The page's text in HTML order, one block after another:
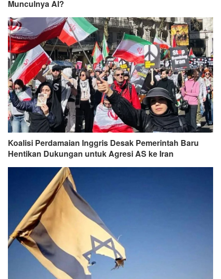
Munculnya AI?
Koalisi Perdamaian Inggris Desak Pemerintah Baru
Hentikan Dukungan untuk Agresi AS ke Iran